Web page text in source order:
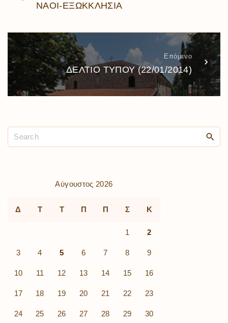
ΝΑΟΙ-ΕΞΩΚΚΛΗΣΙΑ
Επόμενο
ΔΕΛΤΙΟ ΤΥΠΟΥ (22/01/2014)
Αύγουστος 2026
Δ Τ Τ Π Π Σ Κ
1 2
3 4 5 6 7 8 9
10 11 12 13 14 15 16
17 18 19 20 21 22 23
24 25 26 27 28 29 30